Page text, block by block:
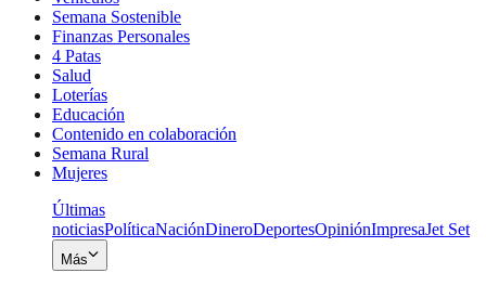
Semana Sostenible
Finanzas Personales
4 Patas
Salud
Loterías
Educación
Contenido en colaboración
Semana Rural
Mujeres
Últimas
noticiasPolíticaNaciónDineroDeportesOpiniónImpresaJet Set
Más